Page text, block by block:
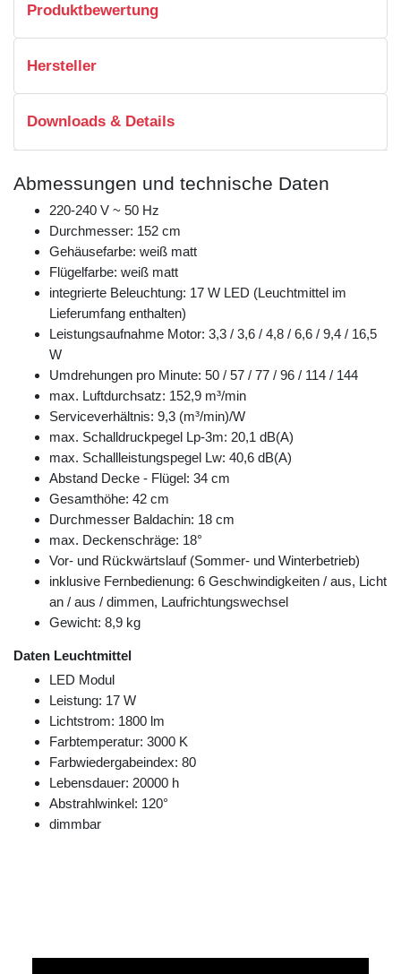
Produktbewertung
Hersteller
Downloads & Details
Abmessungen und technische Daten
220-240 V ~ 50 Hz
Durchmesser: 152 cm
Gehäusefarbe: weiß matt
Flügelfarbe: weiß matt
integrierte Beleuchtung: 17 W LED (Leuchtmittel im
Lieferumfang enthalten)
Leistungsaufnahme Motor: 3,3 / 3,6 / 4,8 / 6,6 / 9,4 / 16,5
W
Umdrehungen pro Minute: 50 / 57 / 77 / 96 / 114 / 144
max. Luftdurchsatz: 152,9 m³/min
Serviceverhältnis: 9,3 (m³/min)/W
max. Schalldruckpegel Lp-3m: 20,1 dB(A)
max. Schallleistungspegel Lw: 40,6 dB(A)
Abstand Decke - Flügel: 34 cm
Gesamthöhe: 42 cm
Durchmesser Baldachin: 18 cm
max. Deckenschräge: 18°
Vor- und Rückwärtslauf (Sommer- und Winterbetrieb)
inklusive Fernbedienung: 6 Geschwindigkeiten / aus, Licht
an / aus / dimmen, Laufrichtungswechsel
Gewicht: 8,9 kg
Daten Leuchtmittel
LED Modul
Leistung: 17 W
Lichtstrom: 1800 lm
Farbtemperatur: 3000 K
Farbwiedergabeindex: 80
Lebensdauer: 20000 h
Abstrahlwinkel: 120°
dimmbar